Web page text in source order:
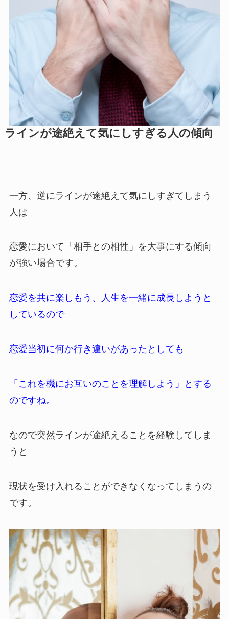
ラインが途絶えて気にしすぎる人の傾向
一方、逆にラインが途絶えて気にしすぎてしまう
人は
恋愛において「相手との相性」を大事にする傾向
が強い場合です。
恋愛を共に楽しもう、人生を一緒に成長しようと
しているので
恋愛当初に何か行き違いがあったとしても
「これを機にお互いのことを理解しよう」とする
のですね。
なので突然ラインが途絶えることを経験してしま
うと
現状を受け入れることができなくなってしまうの
です。